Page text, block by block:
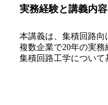
実務経験と講義内
本講義は、集積回路向
複数企業で20年の実務
集積回路工学について